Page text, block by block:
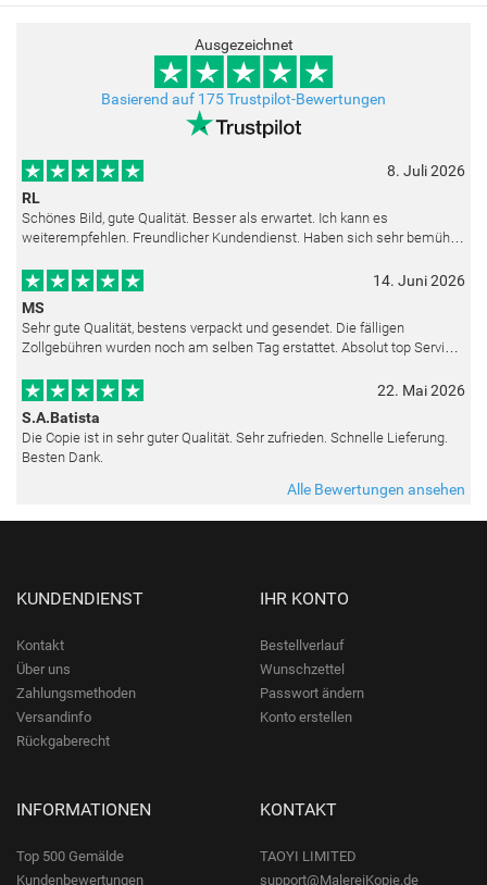
Ausgezeichnet
Basierend auf 175 Trustpilot-Bewertungen
8. Juli 2026
RL
Schönes Bild, gute Qualität. Besser als erwartet. Ich kann es
weiterempfehlen. Freundlicher Kundendienst. Haben sich sehr bemüht
14. Juni 2026
MS
Sehr gute Qualität, bestens verpackt und gesendet. Die fälligen
Zollgebühren wurden noch am selben Tag erstattet. Absolut top Service
22. Mai 2026
S.A.Batista
Die Copie ist in sehr guter Qualität. Sehr zufrieden. Schnelle Lieferung.
Besten Dank.
Alle Bewertungen ansehen
KUNDENDIENST
Kontakt
Über uns
Zahlungsmethoden
Versandinfo
Rückgaberecht
IHR KONTO
Bestellverlauf
Wunschzettel
Passwort ändern
Konto erstellen
INFORMATIONEN
Top 500 Gemälde
Kundenbewertungen
KONTAKT
TAOYI LIMITED
support@MalereiKopie.de